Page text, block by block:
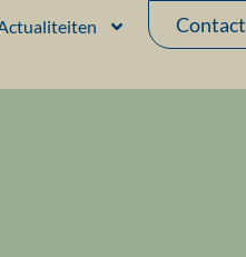
Contact